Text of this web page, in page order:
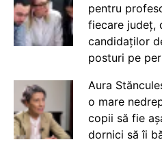
pentru
fiecare județ,
candidaților
posturi pe
Aura
o mare
copii să fie
dornici să îi